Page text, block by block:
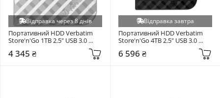
Відправка через 8 днів
Портативний HDD Verbatim
Store'n'Go 1TB 2.5" USB 3.0
4 345 ₴
Відправка завтра
Портативний HDD Verbatim
Store'n'Go 4TB 2.5" USB 3.0
6 596 ₴